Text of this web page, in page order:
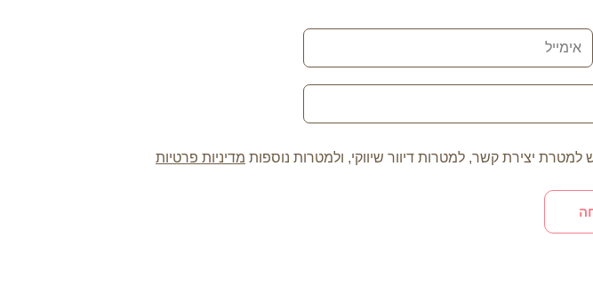
יצירת קשר, למטרות דיוור שיווקי, ולמטרות נוספות מדיניות פרטיות